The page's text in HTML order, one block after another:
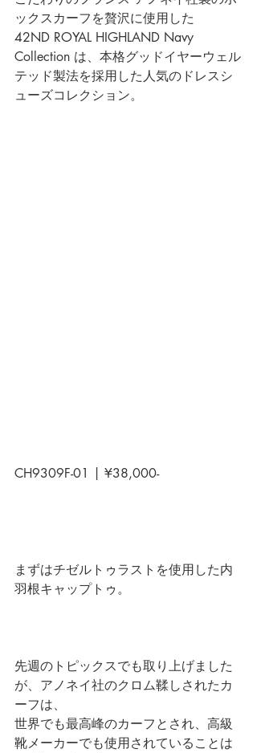
ックスカーフを贅沢に使用した
42ND ROYAL HIGHLAND Navy
Collection は、本格グッドイヤーウェル
テッド製法を採用した人気のドレスシ
ューズコレクション。
CH9309F-01 | ¥38,000-
まずはチゼルトゥラストを使用した内
羽根キャップトゥ。
先週のトピックスでも取り上げました
が、アノネイ社のクロム鞣しされたカ
ーフは、
世界でも最高峰のカーフとされ、高級
靴メーカーでも使用されていることは